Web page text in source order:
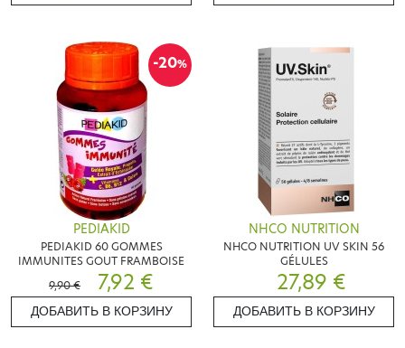
-20%
PEDIAKID
PEDIAKID 60 GOMMES
IMMUNITES GOUT FRAMBOISE
9,90 €
7,92 €
ДОБАВИТЬ В КОРЗИНУ
NHCO NUTRITION
NHCO NUTRITION UV SKIN 56
GÉLULES
27,89 €
ДОБАВИТЬ В КОРЗИНУ